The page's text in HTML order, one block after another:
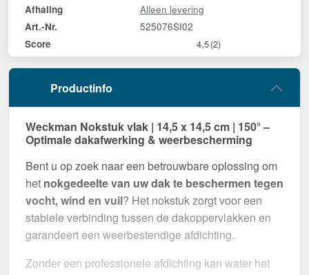
Afhaling Alleen levering
Art.-Nr. 525076SI02
Score 4,5(2)
Productinfo
Weckman Nokstuk vlak | 14,5 x 14,5 cm | 150° –
Optimale dakafwerking & weerbescherming
Bent u op zoek naar een betrouwbare oplossing om
het nokgedeelte van uw dak te beschermen tegen
vocht, wind en vuil? Het nokstuk zorgt voor een
stabiele verbinding tussen de dakoppervlakken en
garandeert een weerbestendige afdichting.
Zonder een professionele afdichting kan water het